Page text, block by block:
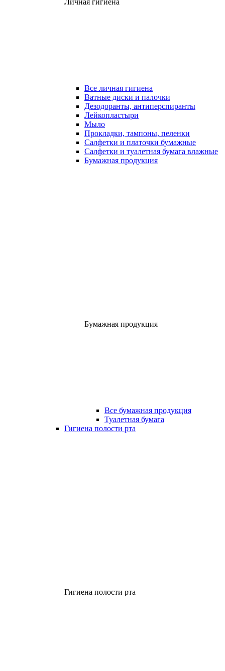
Личная гигиена
Все личная гигиена
Ватные диски и палочки
Дезодоранты, антиперспиранты
Лейкопластыри
Мыло
Прокладки, тампоны, пеленки
Салфетки и платочки бумажные
Салфетки и туалетная бумага влажные
Бумажная продукция
Бумажная продукция
Все бумажная продукция
Туалетная бумага
Гигиена полости рта
Гигиена полости рта